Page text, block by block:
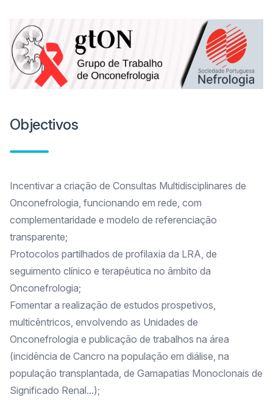
Objectivos
Incentivar a criação de Consultas Multidisciplinares de
Onconefrologia, funcionando em rede, com
complementaridade e modelo de referenciação
transparente;
Protocolos partilhados de profilaxia da LRA, de
seguimento clínico e terapêutica no âmbito da
Onconefrologia;
Fomentar a realização de estudos prospetivos,
multicêntricos, envolvendo as Unidades de
Onconefrologia e publicação de trabalhos na área
(incidência de Cancro na população em diálise, na
população transplantada, de Gamapatias Monoclonais de
Significado Renal...);